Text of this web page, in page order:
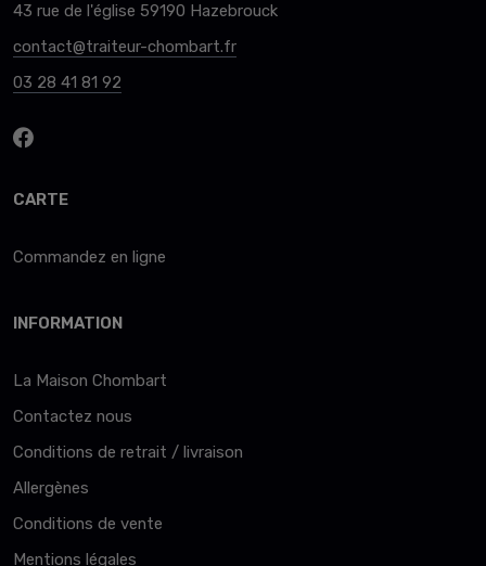
43 rue de l'église 59190 Hazebrouck
contact@traiteur-chombart.fr
03 28 41 81 92
CARTE
Commandez en ligne
INFORMATION
La Maison Chombart
Contactez nous
Conditions de retrait / livraison
Allergènes
Conditions de vente
Mentions légales